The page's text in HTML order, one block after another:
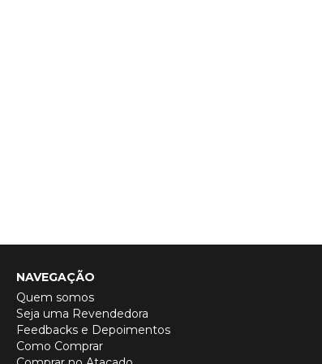
NAVEGAÇÃO
Quem somos
Seja uma Revendedora
Feedbacks e Depoimentos
Como Comprar